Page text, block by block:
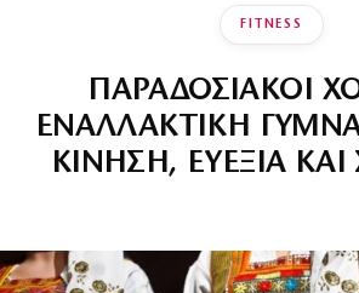
FITNESS
ΠΑΡΑΔΟΣΙΑΚΟΙ
ΕΝΑΛΛΑΚΤΙΚΗ
ΚΙΝΗΣΗ, ΕΥΕΞΙΑ